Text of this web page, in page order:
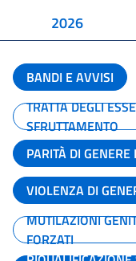
2026
BANDI E AVVISI
TRATTA DEGLI
SFRUTTAMENTO
PARITÀ DI
VIOLENZA DI
MUTILAZIONI
FORZATI